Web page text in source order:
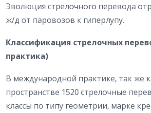
Эволюция стрелочного перевода
ж/д от паровозов к гиперлупу.
Классификация стрелочных
практика)
В международной практике, так же
пространстве 1520 стрелочные
классы по типу геометрии, марке